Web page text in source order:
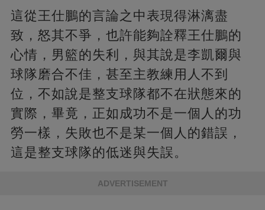
這從王仕鵬的言論之中表現得淋漓盡
致，怒其不爭，也許能夠詮釋王仕鵬的
心情，男籃的失利，與其說是李凱爾與
球隊磨合不佳，甚至主教練用人不到
位，不如說是整支球隊都不在狀態來的
實際，畢竟，正如成功不是一個人的功
勞一樣，失敗也不是某一個人的錯誤，
這是整支球隊的低迷與失誤。
ADVERTISEMENT